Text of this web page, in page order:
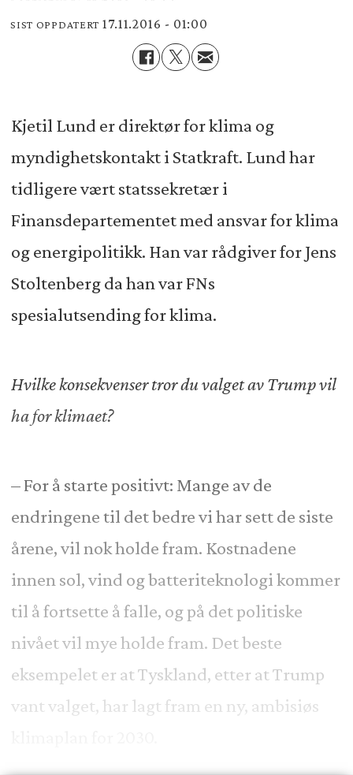
SIST OPPDATERT 17.11.2016 - 01:00
Kjetil Lund er direktør for klima og
myndighetskontakt i Statkraft. Lund har
tidligere vært statssekretær i
Finansdepartementet med ansvar for klima
og energipolitikk. Han var rådgiver for Jens
Stoltenberg da han var FNs
spesialutsending for klima.
Hvilke konsekvenser tror du valget av Trump vil
ha for klimaet?
– For å starte positivt: Mange av de
endringene til det bedre vi har sett de siste
årene, vil nok holde fram. Kostnadene
innen sol, vind og batteriteknologi kommer
til å fortsette å falle, og på det politiske
nivået vil mye holde fram. Det beste
eksempelet er at Tyskland, etter at Trump
vant valget, har lagt fram en ny, ambisiøs